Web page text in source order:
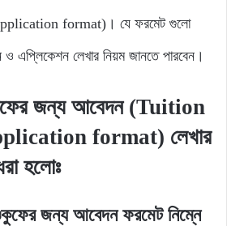
format)। যে ফরমেট গুলো
ও এপ্লিকেশন লেখার নিয়ম জানতে পারবেন।
জন্য আবেদন (Tuition
format) লেখার
হলোঃ
জন্য আবেদন ফরমেট নিম্নে